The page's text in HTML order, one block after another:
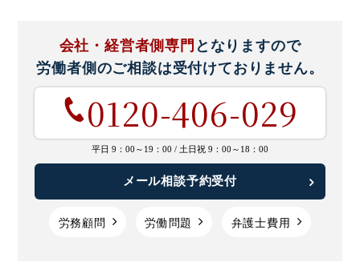
会社・経営者側専門 となりますので
労働者側のご相談は受付けておりません。
0120-406-029
平日 9：00～19：00 / 土日祝 9：00～18：00
メール相談予約受付
労務顧問 労働問題 弁護士費用